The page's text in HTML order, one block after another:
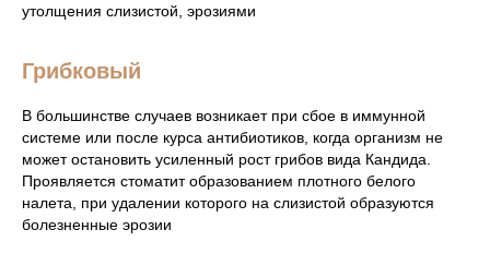
утолщения слизистой, эрозиями
Грибковый
В большинстве случаев возникает при сбое в иммунной
системе или после курса антибиотиков, когда организм не
может остановить усиленный рост грибов вида Кандида.
Проявляется стоматит образованием плотного белого
налета, при удалении которого на слизистой образуются
болезненные эрозии